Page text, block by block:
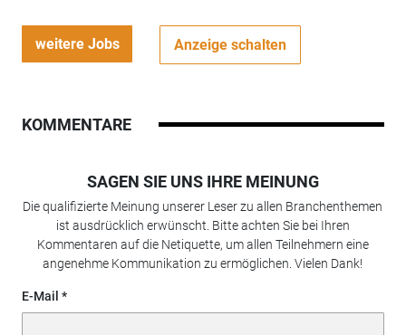
weitere Jobs Anzeige schalten
KOMMENTARE
SAGEN SIE UNS IHRE MEINUNG
Die qualifizierte Meinung unserer Leser zu allen Branchenthemen
ist ausdrücklich erwünscht. Bitte achten Sie bei Ihren
Kommentaren auf die Netiquette, um allen Teilnehmern eine
angenehme Kommunikation zu ermöglichen. Vielen Dank!
E-Mail